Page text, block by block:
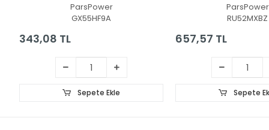
ParsPower
GX55HF9A
343,08 TL
Sepete Ekle
ParsPower
RU52MXBZ
657,57 TL
Sepete